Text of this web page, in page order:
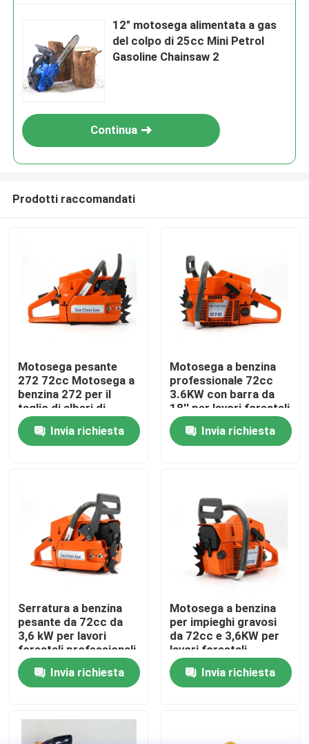
Prodotti
Video
display di fabbrica
Contattaci
Chiedi un preventivo
Motosega della benzina
motosega elettrica
12" motosega alimentata a gas
del colpo di 25cc Mini Petrol
Gasoline Chainsaw 2
Continua
Prodotti raccomandati
Motosega pesante
272 72cc Motosega a
benzina 272 per il
taglio di alberi di
grandi dimensioni
Invia richiesta
Motosega a benzina
professionale 72cc
3.6KW con barra da
18'' per lavori forestali
e agricoli intensivi
Invia richiesta
Serratura a benzina
pesante da 72cc da
3,6 kW per lavori
forestali professionali
Invia richiesta
Motosega a benzina
per impieghi gravosi
da 72cc e 3,6KW per
lavori forestali
professionali
Invia richiesta